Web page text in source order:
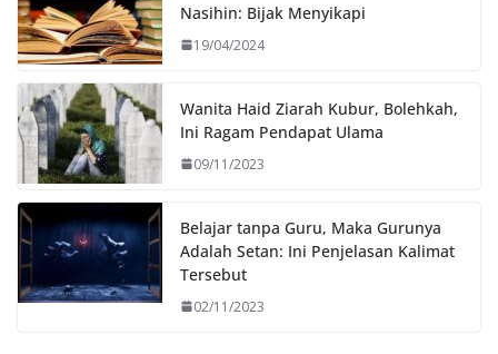
Nasihin: Bijak Menyikapi
19/04/2024
Wanita Haid Ziarah Kubur, Bolehkah,
Ini Ragam Pendapat Ulama
09/11/2023
Belajar tanpa Guru, Maka Gurunya
Adalah Setan: Ini Penjelasan Kalimat
Tersebut
02/11/2023